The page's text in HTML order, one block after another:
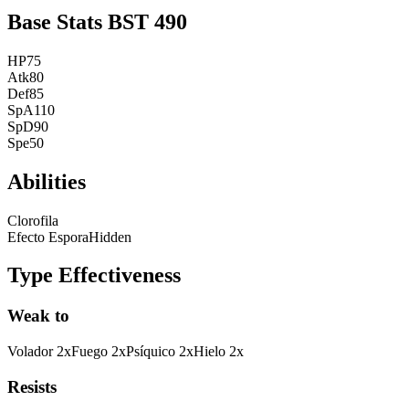
Base Stats BST 490
HP75
Atk80
Def85
SpA110
SpD90
Spe50
Abilities
Clorofila
Efecto EsporaHidden
Type Effectiveness
Weak to
Volador 2xFuego 2xPsíquico 2xHielo 2x
Resists